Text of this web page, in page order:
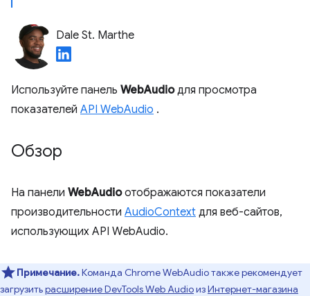
Dale St. Marthe
Используйте панель WebAudioдля просмотра
показателей API WebAudio .
Обзор
На панели WebAudioотображаются показатели
производительности AudioContext для веб-сайтов,
использующих API WebAudio.
Примечание.Команда Chrome WebAudio также рекомендует
загрузитьрасширение DevTools Web AudioизИнтернет-магазина